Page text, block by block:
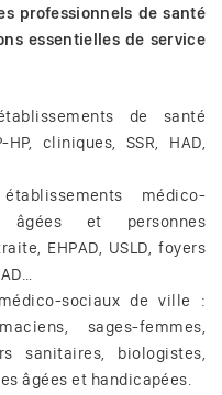
professionnels de santé
essentielles de service
de santé
cliniques, SSR, HAD,
médico-
âgées et personnes
EHPAD, USLD, foyers
sociaux de ville :
sages-femmes,
sanitaires, biologistes,
âgées et handicapées.